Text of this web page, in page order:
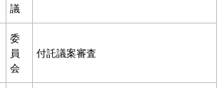
議
委
員
会
付託議案審査